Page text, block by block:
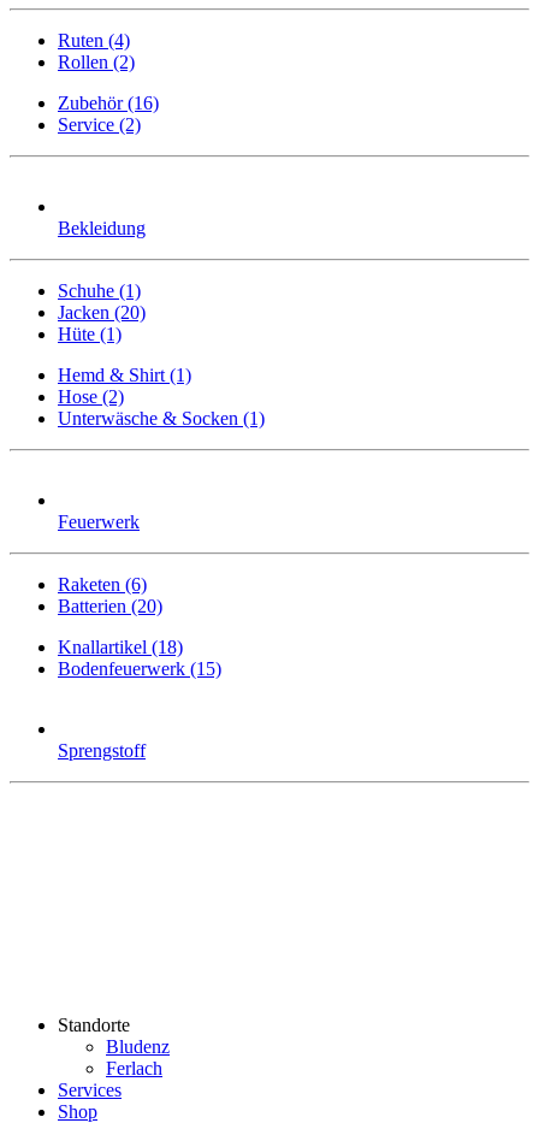
Ruten (4)
Rollen (2)
Zubehör (16)
Service (2)
Bekleidung
Schuhe (1)
Jacken (20)
Hüte (1)
Hemd & Shirt (1)
Hose (2)
Unterwäsche & Socken (1)
Feuerwerk
Raketen (6)
Batterien (20)
Knallartikel (18)
Bodenfeuerwerk (15)
Sprengstoff
Standorte
Bludenz
Ferlach
Services
Shop